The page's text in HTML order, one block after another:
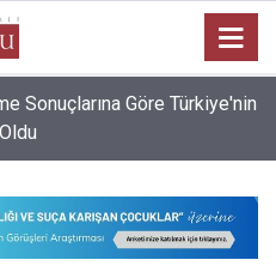
Sonuçlarına Göre Türkiye'nin